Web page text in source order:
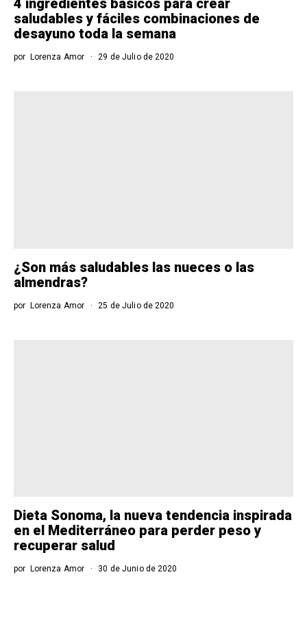
4 ingredientes básicos para crear
saludables y fáciles combinaciones de
desayuno toda la semana
por Lorenza Amor 29 de Julio de 2020
¿Son más saludables las nueces o las
almendras?
por Lorenza Amor 25 de Julio de 2020
Dieta Sonoma, la nueva tendencia inspirada
en el Mediterráneo para perder peso y
recuperar salud
por Lorenza Amor 30 de Junio de 2020